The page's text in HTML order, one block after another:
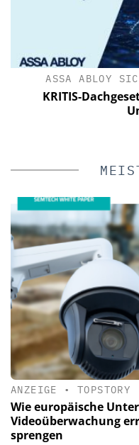
ASSA ABLOY
KRITIS-
ANZEIGE •TOPSTORY
Wie europäische
Videoüberwachung
sprengen